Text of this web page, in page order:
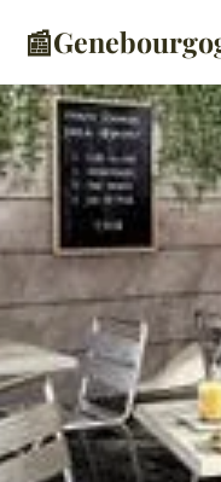
📰